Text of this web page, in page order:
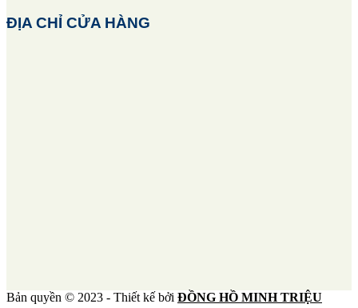
ĐỊA CHỈ CỬA HÀNG
Bản quyền © 2023 - Thiết kế bởi ĐỒNG HỒ MINH TRIỆU